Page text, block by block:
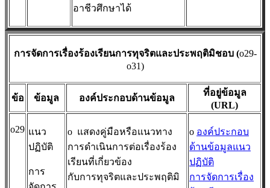
อาชีวศึกษาได้
การจัดการเรื่องร้องเรียนการทุจริตและประพฤติมิชอบ (o29-
o31)
ข้อ ข้อมูล องค์ประกอบด้านข้อมูล
ที่อยู่ข้อมูล
(URL)
o29 แนว
ปฏิบัติ
การ
o แสดงคู่มือหรือแนวทาง
การดำเนินการต่อเรื่องร้อง
เรียนที่เกี่ยวข้อง
กับการทุจริตและประพฤติมิ
o องค์ประกอบ
ด้านข้อมูลแนว
ปฏิบัติ
การจัดการเรื่อง